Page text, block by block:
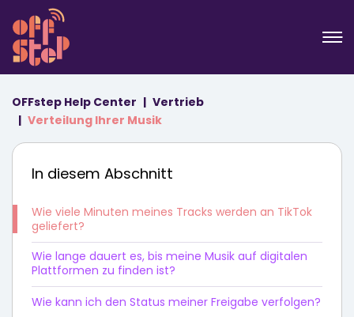
OFFstep Help Center
Vertrieb
Verteilung Ihrer Musik
In diesem Abschnitt
Wie viele Minuten meines Tracks werden an TikTok
geliefert?
Wie lange dauert es, bis meine Musik auf digitalen
Plattformen zu finden ist?
Wie kann ich den Status meiner Freigabe verfolgen?